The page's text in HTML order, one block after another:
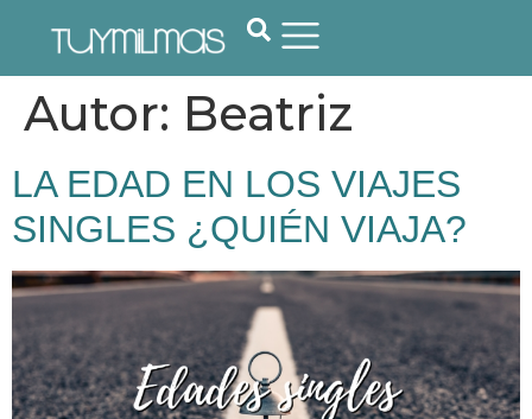
Autor: Beatriz
LA EDAD EN LOS VIAJES
SINGLES ¿QUIÉN VIAJA?